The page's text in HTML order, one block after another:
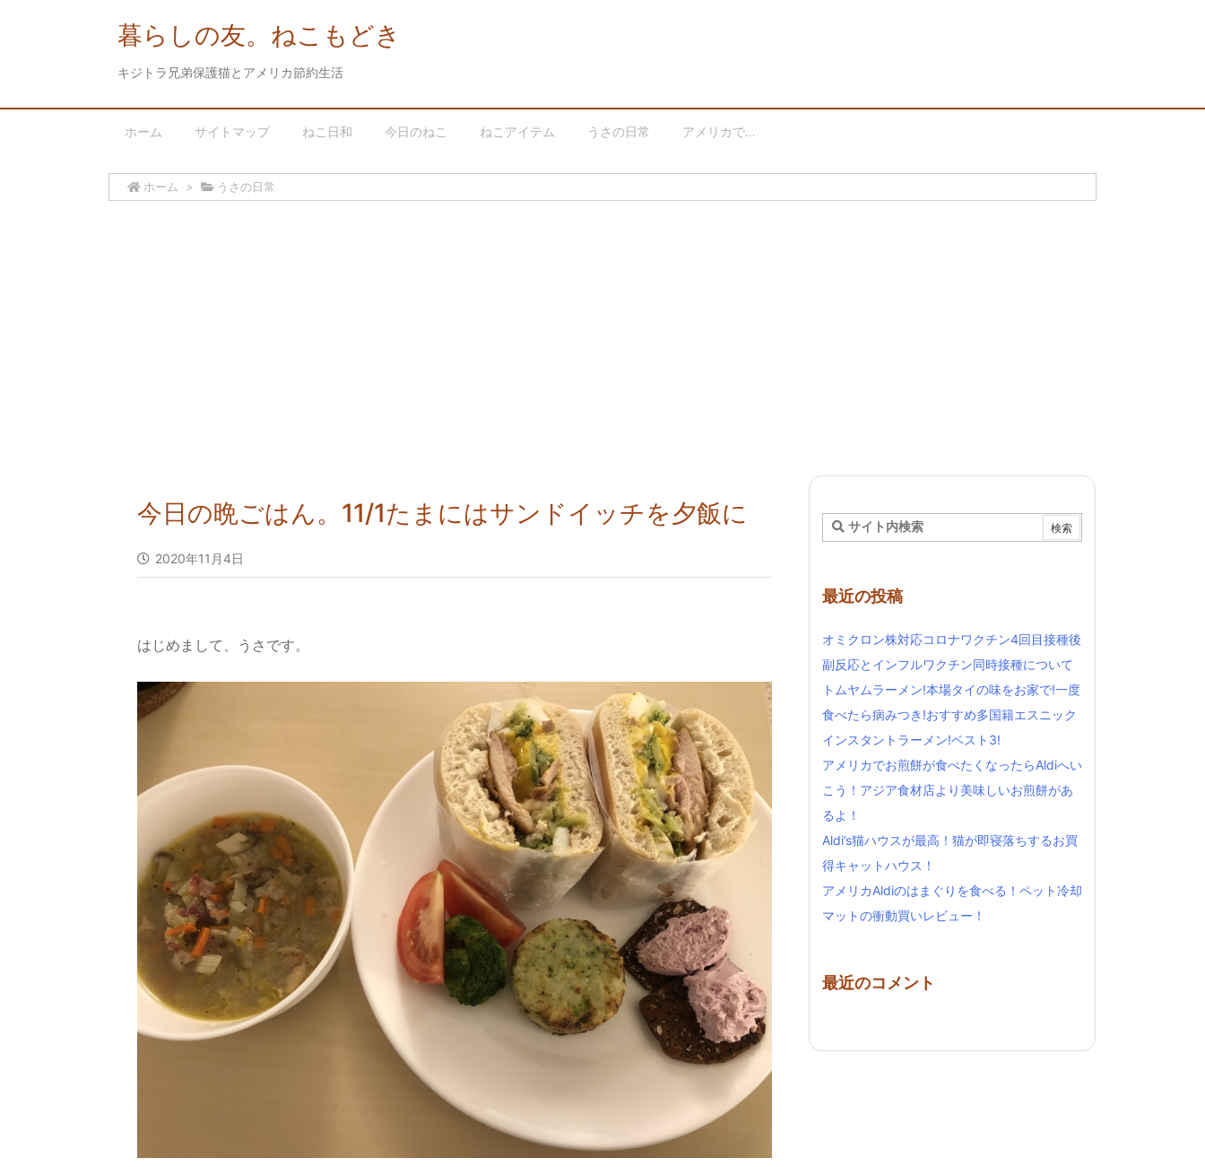
暮らしの友。ねこもどき
キジトラ兄弟保護猫とアメリカ節約生活
ホーム サイトマップ ねこ日和 今日のねこ ねこアイテム うさの日常 アメリカで…
ホーム > うさの日常
今日の晩ごはん。11/1たまにはサンドイッチを夕飯に
2020年11月4日
はじめまして、うさです。
最近の投稿
オミクロン株対応コロナワクチン4回目接種後
副反応とインフルワクチン同時接種について
トムヤムラーメン!本場タイの味をお家で!一度
食べたら病みつき!おすすめ多国籍エスニック
インスタントラーメン!ベスト3!
アメリカでお煎餅が食べたくなったらAldiへい
こう！アジア食材店より美味しいお煎餅があ
るよ！
Aldi’s猫ハウスが最高！猫が即寝落ちするお買
得キャットハウス！
アメリカAldiのはまぐりを食べる！ペット冷却
マットの衝動買いレビュー！
最近のコメント